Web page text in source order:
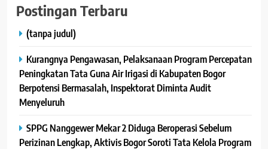
Postingan Terbaru
(tanpa judul)
Kurangnya Pengawasan, Pelaksanaan Program Percepatan
Peningkatan Tata Guna Air Irigasi di Kabupaten Bogor
Berpotensi Bermasalah, Inspektorat Diminta Audit
Menyeluruh
SPPG Nanggewer Mekar 2 Diduga Beroperasi Sebelum
Perizinan Lengkap, Aktivis Bogor Soroti Tata Kelola Program